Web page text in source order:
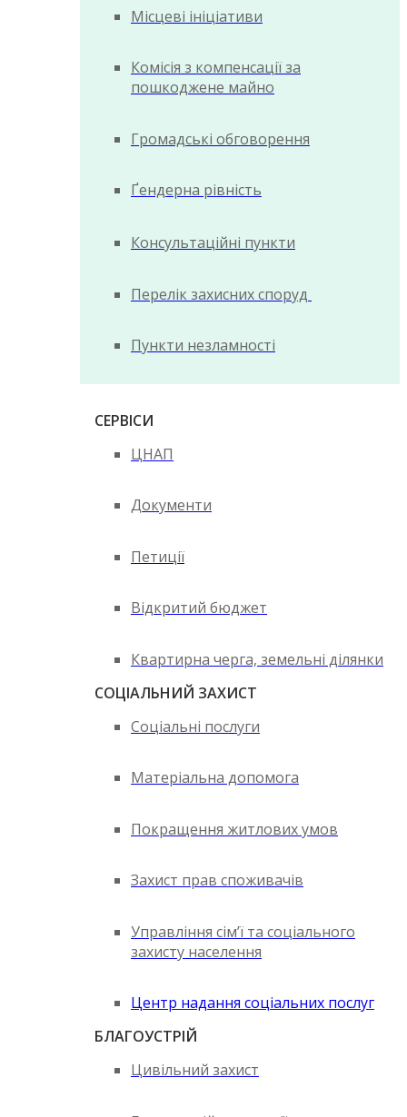
Місцеві ініціативи
Комісія з компенсації за
пошкоджене майно
Громадські обговорення
Ґендерна рівність
Консультаційні пункти
Перелік захисних споруд
Пункти незламності
СЕРВІСИ
ЦНАП
Документи
Петиції
Відкритий бюджет
Квартирна черга, земельні ділянки
СОЦІАЛЬНИЙ ЗАХИСТ
Соціальні послуги
Матеріальна допомога
Покращення житлових умов
Захист прав споживачів
Управління сім’ї та соціального
захисту населення
Центр надання соціальних послуг
БЛАГОУСТРІЙ
Цивільний захист